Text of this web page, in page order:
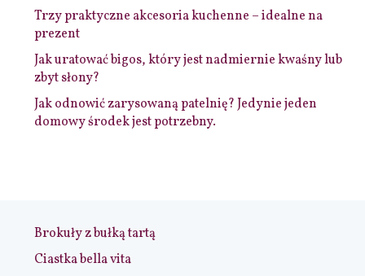
Trzy praktyczne akcesoria kuchenne – idealne na
prezent
Jak uratować bigos, który jest nadmiernie kwaśny lub
zbyt słony?
Jak odnowić zarysowaną patelnię? Jedynie jeden
domowy środek jest potrzebny.
Brokuły z bułką tartą
Ciastka bella vita